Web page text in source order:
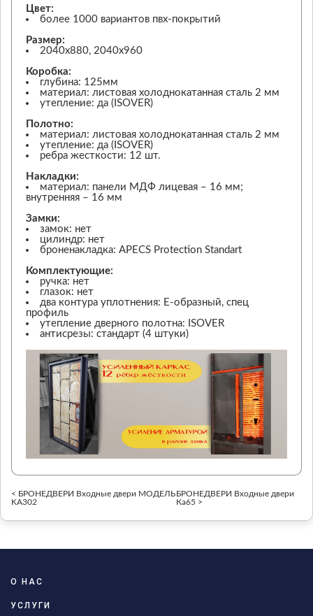
Цвет:
более 1000 вариантов пвх-покрытий
Размер:
2040х880, 2040х960
Коробка:
глубина: 125мм
материал: листовая холоднокатанная сталь 2 мм
утепление: да (ISOVER)
Полотно:
материал: листовая холоднокатанная сталь 2 мм
утепление: да (ISOVER)
ребра жесткости: 12 шт.
Накладки:
материал: панели МДФ лицевая – 16 мм;
внутренняя – 16 мм
Замки:
замок: нет
цилиндр: нет
броненакладка: APECS Protection Standart
Комплектующие:
ручка: нет
глазок: нет
два контура уплотнения: Е-образный, спец
профиль
утепление дверного полотна: ISOVER
антисрезы: стандарт (4 штуки)
< БРОНЕДВЕРИ Входные двери МОДЕЛЬ
KA302
БРОНЕДВЕРИ Входные двери
Ка65 >
О НАС
УСЛУГИ